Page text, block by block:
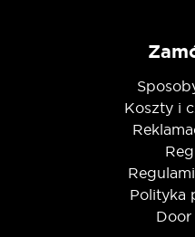
Koszty i
Polityka